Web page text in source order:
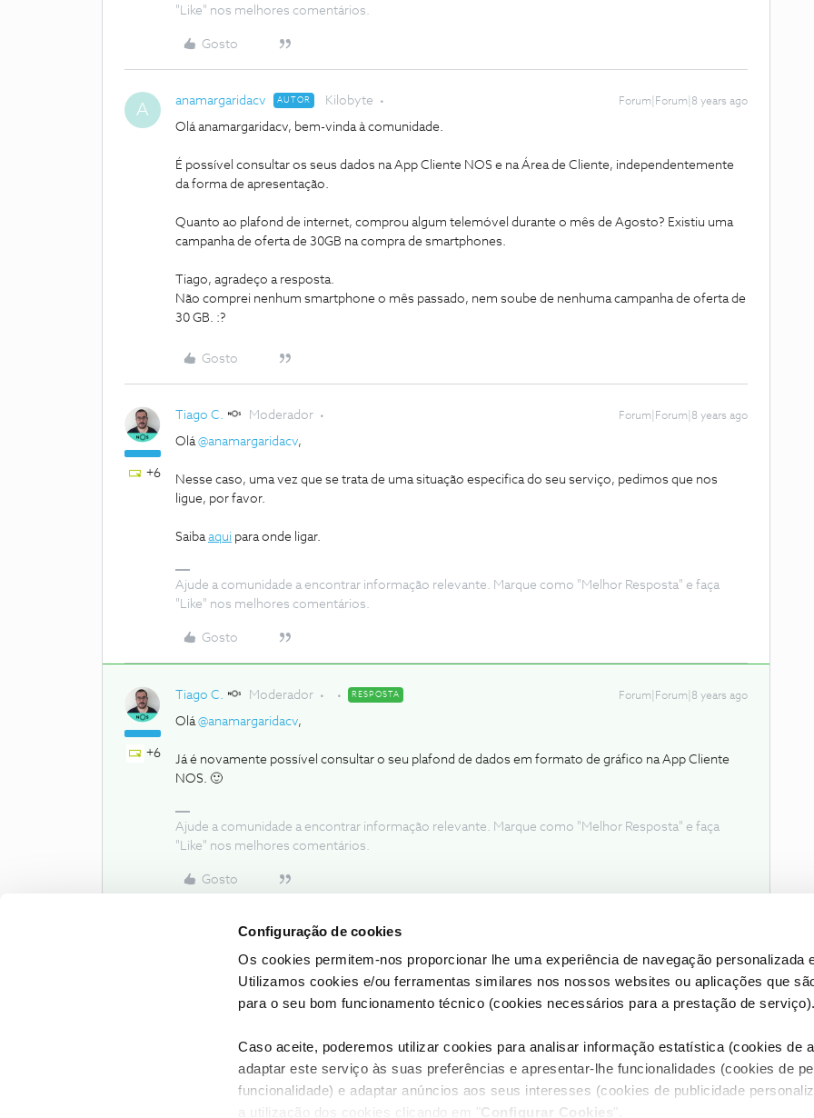
Configuração de cookies
Os cookies permitem-nos proporcionar lhe uma experiência de navegação personalizada
Utilizamos cookies e/ou ferramentas similares nos nossos websites ou aplicações que
para o seu bom funcionamento técnico (cookies necessários para a prestação de serviço).
Caso aceite, poderemos utilizar cookies para analisar informação estatística (cookies de
adaptar este serviço às suas preferências e apresentar-lhe funcionalidades (cookies de
funcionalidade) e adaptar anúncios aos seus interesses (cookies de publicidade
a utilização dos cookies clicando em " Configurar Cookies ".
"Like" nos melhores comentários.
Gosto
A anamargaridacv AUTOR Kilobyte Forum|Forum|8 years ago
Olá anamargaridacv, bem-vinda à comunidade.
É possível consultar os seus dados na App Cliente NOS e na Área de Cliente, independentemente
da forma de apresentação.
Quanto ao plafond de internet, comprou algum telemóvel durante o mês de Agosto? Existiu uma
campanha de oferta de 30GB na compra de smartphones.
Tiago, agradeço a resposta.
Não comprei nenhum smartphone o mês passado, nem soube de nenhuma campanha de oferta de
30 GB. :?
Gosto
+6
Tiago C. Moderador Forum|Forum|8 years ago
Olá@anamargaridacv,
Nesse caso, uma vez que se trata de uma situação especifica do seu serviço, pedimos que nos
ligue, por favor.
Saibaaqui para onde ligar.
Ajude a comunidade a encontrar informação relevante. Marque como "Melhor Resposta" e faça
"Like" nos melhores comentários.
Gosto
+6
Tiago C. Moderador RESPOSTA Forum|Forum|8 years ago
Olá@anamargaridacv,
Já é novamente possível consultar o seu plafond de dados em formato de gráfico na App Cliente
NOS. 🙂
Ajude a comunidade a encontrar informação relevante. Marque como "Melhor Resposta" e faça
"Like" nos melhores comentários.
Gosto
Condições do Fórum NOS Accessibility statement